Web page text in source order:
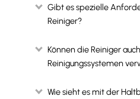
Gibt es spezielle
Reiniger?
Können die Reiniger
Reinigungssystemen
Wie sieht es mit der